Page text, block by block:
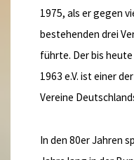
1975, als er gegen
bestehenden drei
führte. Der bis
1963 e.V. ist einer
Vereine
In den 80er Jahren